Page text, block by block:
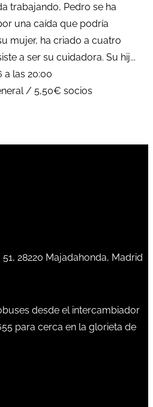
trabajando, Pedro se ha
una caída que podría
mujer, ha criado a cuatro
a ser su cuidadora. Su hij...
las 20:00
/ 5,50€ socios
28220 Majadahonda, Madrid
desde el intercambiador
para cerca en la glorieta de